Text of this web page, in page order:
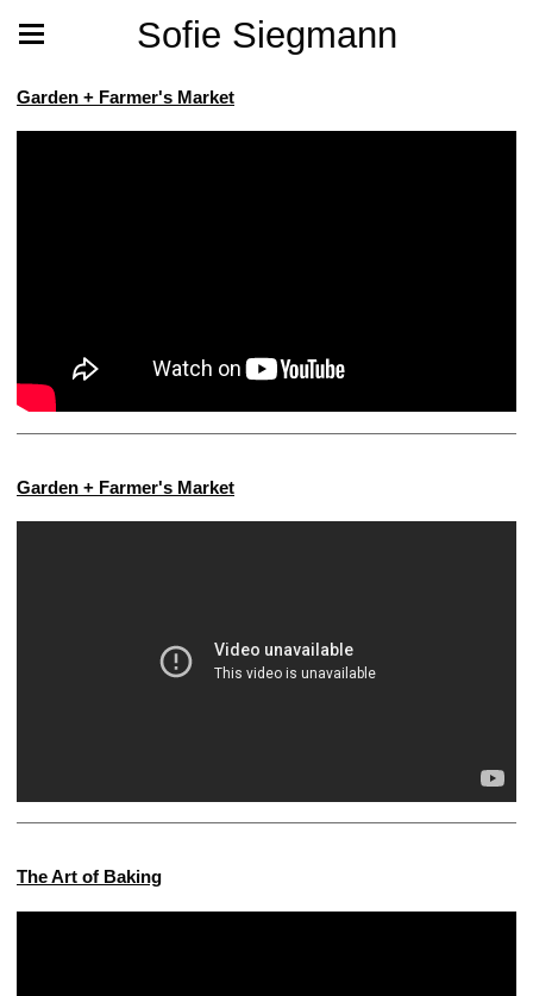
Sofie Siegmann
Garden + Farmer's Market
Garden + Farmer's Market
The Art of Baking